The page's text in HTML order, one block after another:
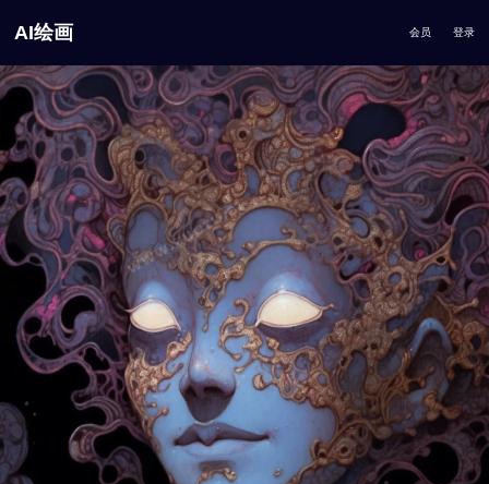
AI绘画 会员 登录